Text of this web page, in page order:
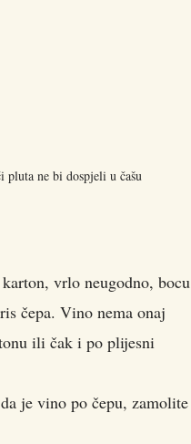
pluta ne bi dospjeli u čašu
vrlo neugodno, bocu
čepa. Vino nema onaj
ili čak i po plijesni
je vino po čepu, zamolite